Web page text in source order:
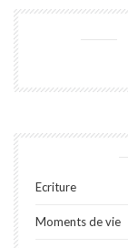
Ecriture
Moments de vie